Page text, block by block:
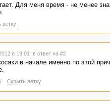
Для меня время - не менее
ветку
в 19:01 в ответ на #2
в начале именно по этой
/ Скрыть ветку